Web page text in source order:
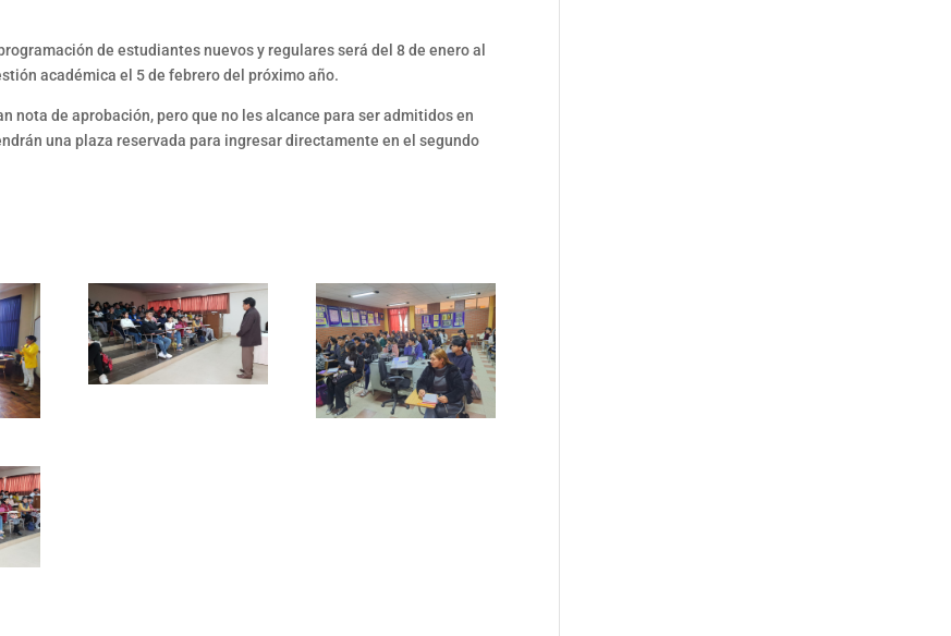
de estudiantes nuevos y regulares será del 8 de enero al
académica el 5 de febrero del próximo año.
nota de aprobación, pero que no les alcance para ser admitidos en
una plaza reservada para ingresar directamente en el segundo